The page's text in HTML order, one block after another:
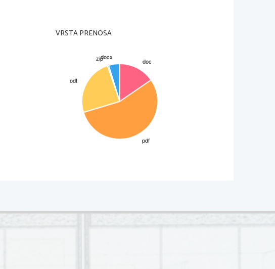
armejščina (delno)
je bog dal obljubo in pričakoval izpolnitev)
VRSTA PRENOSA